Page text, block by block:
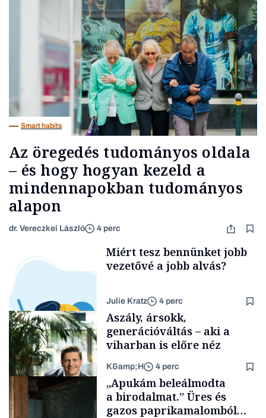
Smart habits
Az öregedés tudományos oldala
– és hogy hogyan kezeld a
mindennapokban tudományos
alapon
dr. Vereczkei László 4 perc
Smart habits
Miért tesz bennünket jobb
vezetővé a jobb alvás?
Julie Kratz 4 perc
Aszály, ársokk,
generációváltás – aki a
viharban is előre néz
K&amp;H 4 perc
„Apukám beleálmodta
a birodalmat.” Üres és
gazos paprikamalomból